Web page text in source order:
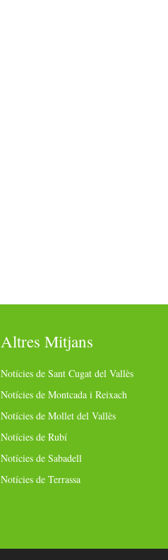
Altres Mitjans
Notícies de Sant Cugat del Vallès
Notícies de Montcada i Reixach
Notícies de Mollet del Vallès
Notícies de Rubí
Notícies de Sabadell
Notícies de Terrassa